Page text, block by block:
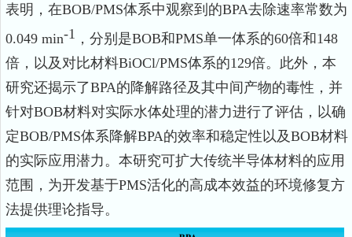
表明，在BOB/PMS体系中观察到的BPA去除速率常数为
0.049 min-1 ，分别是BOB和PMS单一体系的60倍和148
倍，以及对比材料BiOCl/PMS体系的129倍。此外，本
研究还揭示了BPA的降解路径及其中间产物的毒性，并
针对BOB材料对实际水体处理的潜力进行了评估，以确
定BOB/PMS体系降解BPA的效率和稳定性以及BOB材料
的实际应用潜力。本研究可扩大传统半导体材料的应用
范围，为开发基于PMS活化的高成本效益的环境修复方
法提供理论指导。